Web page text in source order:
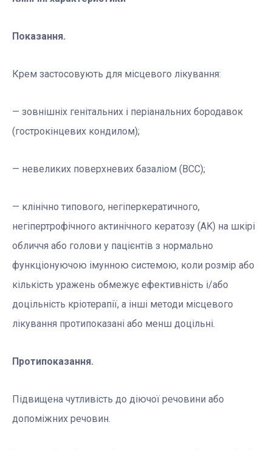
Показання.
Крем застосовують для місцевого лікування:
— зовнішніх генітальних і періанальних бородавок
(гострокінцевих кондилом);
— невеликих поверхневих базаліом (BCC);
— клінічно типового, негіперкератичного,
негіпертрофічного актинічного кератозу (AK) на шкірі
обличчя або голови у пацієнтів з нормально
функціонуючою імунною системою, коли розмір або
кількість уражень обмежує ефективність і/або
доцільність кріотерапії, а інші методи місцевого
лікування протипоказані або менш доцільні.
Протипоказання.
Підвищена чутливість до діючої речовини або
допоміжних речовин.